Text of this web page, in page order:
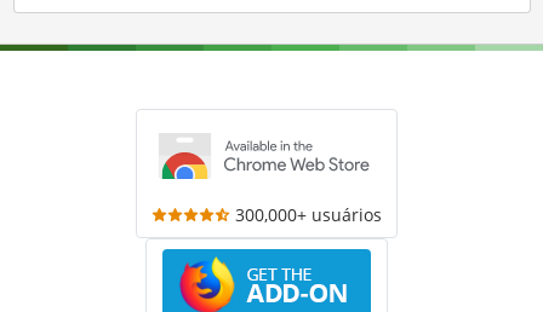
300,000+ usuários